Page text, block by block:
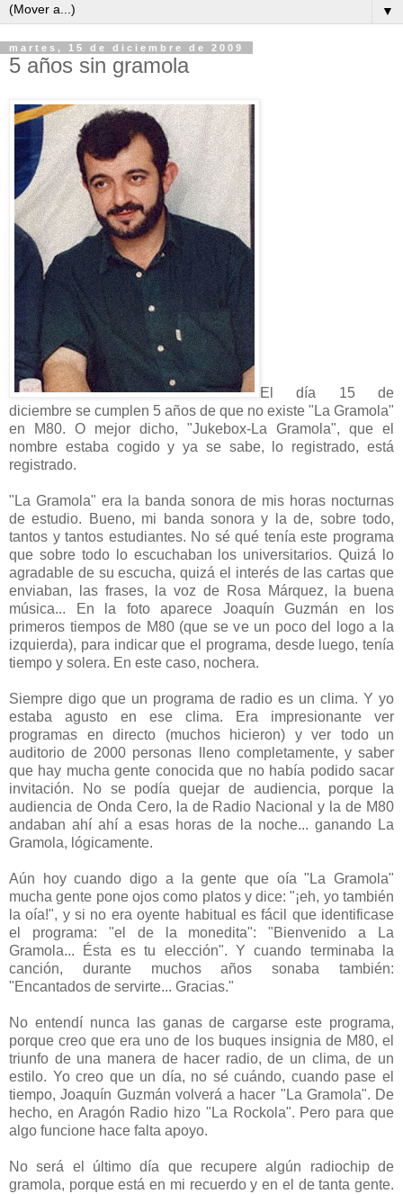
▼
martes, 15 de diciembre de 2009
5 años sin gramola
El día 15 de
diciembre se cumplen 5 años de que no existe "La Gramola"
en M80. O mejor dicho, "Jukebox-La Gramola", que el
nombre estaba cogido y ya se sabe, lo registrado, está
registrado.
"La Gramola" era la banda sonora de mis horas nocturnas
de estudio. Bueno, mi banda sonora y la de, sobre todo,
tantos y tantos estudiantes. No sé qué tenía este programa
que sobre todo lo escuchaban los universitarios. Quizá lo
agradable de su escucha, quizá el interés de las cartas que
enviaban, las frases, la voz de Rosa Márquez, la buena
música... En la foto aparece Joaquín Guzmán en los
primeros tiempos de M80 (que se ve un poco del logo a la
izquierda), para indicar que el programa, desde luego, tenía
tiempo y solera. En este caso, nochera.
Siempre digo que un programa de radio es un clima. Y yo
estaba agusto en ese clima. Era impresionante ver
programas en directo (muchos hicieron) y ver todo un
auditorio de 2000 personas lleno completamente, y saber
que hay mucha gente conocida que no había podido sacar
invitación. No se podía quejar de audiencia, porque la
audiencia de Onda Cero, la de Radio Nacional y la de M80
andaban ahí ahí a esas horas de la noche... ganando La
Gramola, lógicamente.
Aún hoy cuando digo a la gente que oía "La Gramola"
mucha gente pone ojos como platos y dice: "¡eh, yo también
la oía!", y si no era oyente habitual es fácil que identificase
el programa: "el de la monedita": "Bienvenido a La
Gramola... Ésta es tu elección". Y cuando terminaba la
canción, durante muchos años sonaba también:
"Encantados de servirte... Gracias."
No entendí nunca las ganas de cargarse este programa,
porque creo que era uno de los buques insignia de M80, el
triunfo de una manera de hacer radio, de un clima, de un
estilo. Yo creo que un día, no sé cuándo, cuando pase el
tiempo, Joaquín Guzmán volverá a hacer "La Gramola". De
hecho, en Aragón Radio hizo "La Rockola". Pero para que
algo funcione hace falta apoyo.
No será el último día que recupere algún radiochip de
gramola, porque está en mi recuerdo y en el de tanta gente.